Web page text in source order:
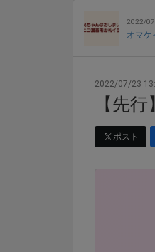
2022/
オマケ
2022/07/23
【先
ポスト